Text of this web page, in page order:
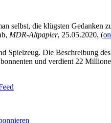
selbst, die klügsten Gedanken
MDR-Altpapier, 25.05.2020, (
Die Beschreibung
und verdient 22